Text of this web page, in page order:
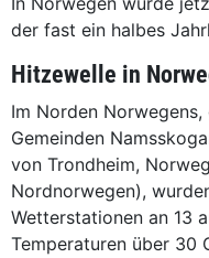
der fast ein halbes
Hitzewelle in
Im Norden
Gemeinden
von Trondheim,
Nordnorwegen),
Wetterstationen an 13
Temperaturen über 30